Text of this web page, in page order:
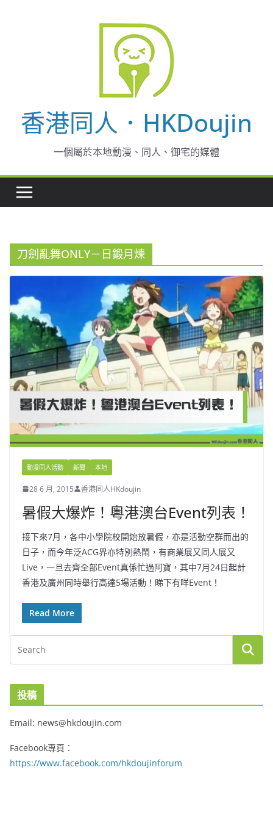
香港同人．HKDoujin
一個屬於本地動漫、同人、御宅的媒體
刀劍亂舞ONLY－日鍛月煉
動漫同人活動 新聞 本地
28 6 月, 2015 香港同人HKdoujin
暑假大爆炸！粵港澳台Event列表！
接下來7月，各中小學院校開始放暑假，亦是活動空群而出的
日子，而今年泛ACG界亦特別熱鬧，有商業展又同人展又
Live，一旦去齊全部Event真係忙過阿寶，其中7月24日起計
香港及廣州同時舉行高達5場活動！睇下有咩Event！
Read More
投稿
Email: news@hkdoujin.com
Facebook專頁：
https://www.facebook.com/hkdoujinforum